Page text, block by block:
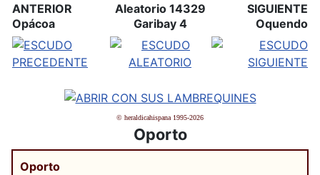
ANTERIOR
Opácoa
Aleatorio 14329
Garibay 4
SIGUIENTE
Oquendo
© heraldicahispana 1995-2026
Oporto
Oporto